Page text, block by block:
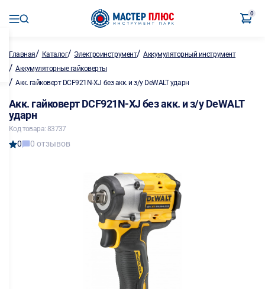
0
Главная/ Каталог/ Электроинструмент/Аккумуляторный инструмент
/ Аккумуляторные гайковерты
/ Акк. гайковерт DCF921N-XJ без акк. и з/у DeWALT ударн
Акк. гайковерт DCF921N-XJ без акк. и з/у DeWALT
ударн
Код товара: 83737
0 0 отзывов